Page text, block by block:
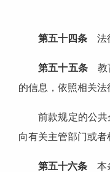
第五十四条 法
第五十五条教育
的信息，依照相关
前款规定的公共企
向有关主管部门或
第五十六条 本